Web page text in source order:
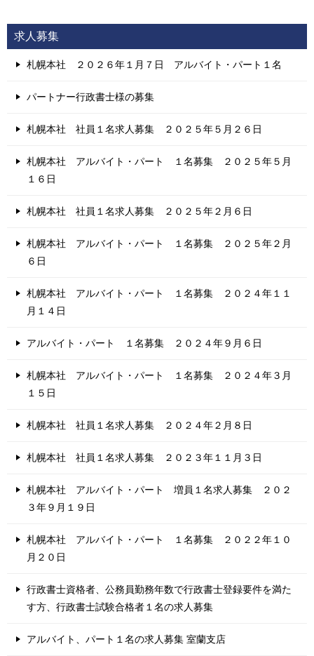
求人募集
札幌本社 ２０２６年１月７日 アルバイト・パート１名
パートナー行政書士様の募集
札幌本社 社員１名求人募集 ２０２５年５月２６日
札幌本社 アルバイト・パート １名募集 ２０２５年５月
１６日
札幌本社 社員１名求人募集 ２０２５年２月６日
札幌本社 アルバイト・パート １名募集 ２０２５年２月
６日
札幌本社 アルバイト・パート １名募集 ２０２４年１１
月１４日
アルバイト・パート １名募集 ２０２４年９月６日
札幌本社 アルバイト・パート １名募集 ２０２４年３月
１５日
札幌本社 社員１名求人募集 ２０２４年２月８日
札幌本社 社員１名求人募集 ２０２３年１１月３日
札幌本社 アルバイト・パート 増員１名求人募集 ２０２
３年９月１９日
札幌本社 アルバイト・パート １名募集 ２０２２年１０
月２０日
行政書士資格者、公務員勤務年数で行政書士登録要件を満た
す方、行政書士試験合格者１名の求人募集
アルバイト、パート１名の求人募集 室蘭支店